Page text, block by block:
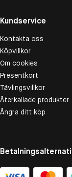
Kundservice
Kontakta oss
Köpvillkor
Om cookies
Presentkort
Tävlingsvillkor
Återkallade produkter
Ångra ditt köp